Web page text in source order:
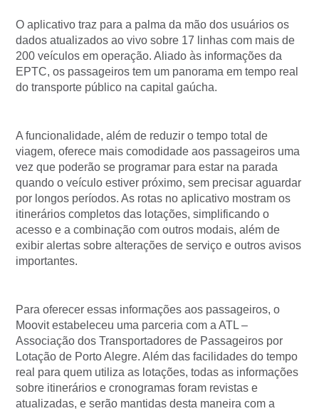
O aplicativo traz para a palma da mão dos usuários os
dados atualizados ao vivo sobre 17 linhas com mais de
200 veículos em operação. Aliado às informações da
EPTC, os passageiros tem um panorama em tempo real
do transporte público na capital gaúcha.
A funcionalidade, além de reduzir o tempo total de
viagem, oferece mais comodidade aos passageiros uma
vez que poderão se programar para estar na parada
quando o veículo estiver próximo, sem precisar aguardar
por longos períodos. As rotas no aplicativo mostram os
itinerários completos das lotações, simplificando o
acesso e a combinação com outros modais, além de
exibir alertas sobre alterações de serviço e outros avisos
importantes.
Para oferecer essas informações aos passageiros, o
Moovit estabeleceu uma parceria com a ATL –
Associação dos Transportadores de Passageiros por
Lotação de Porto Alegre. Além das facilidades do tempo
real para quem utiliza as lotações, todas as informações
sobre itinerários e cronogramas foram revistas e
atualizadas, e serão mantidas desta maneira com a